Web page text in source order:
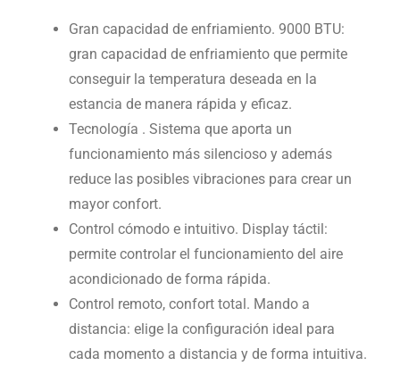
Gran capacidad de enfriamiento. 9000 BTU:
gran capacidad de enfriamiento que permite
conseguir la temperatura deseada en la
estancia de manera rápida y eficaz.
Tecnología . Sistema que aporta un
funcionamiento más silencioso y además
reduce las posibles vibraciones para crear un
mayor confort.
Control cómodo e intuitivo. Display táctil:
permite controlar el funcionamiento del aire
acondicionado de forma rápida.
Control remoto, confort total. Mando a
distancia: elige la configuración ideal para
cada momento a distancia y de forma intuitiva.